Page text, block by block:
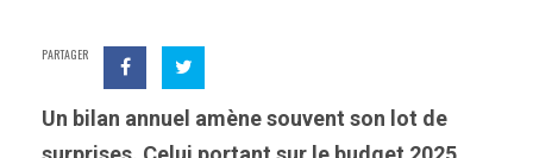
PARTAGER
Un bilan annuel amène souvent son lot de